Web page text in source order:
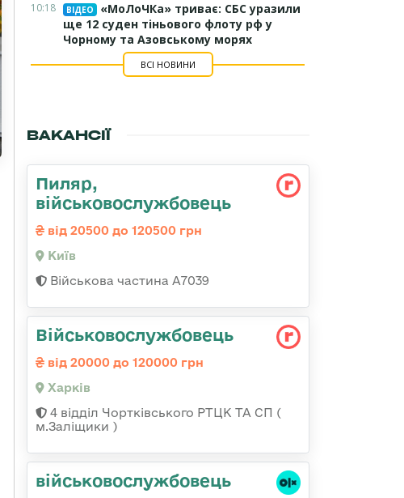
10:18 ВІДЕО
«МоЛоЧКа» триває: СБС уразили
ще 12 суден тіньового флоту рф у
Чорному та Азовському морях
ВСІ НОВИНИ
ВАКАНСІЇ
Пиляр,
військовослужбовець
від 20500 до 120500 грн
Київ
Військова частина А7039
Військовослужбовець
від 20000 до 120000 грн
Харків
4 відділ Чортківського РТЦК ТА СП (
м.Заліщики )
військовослужбовець